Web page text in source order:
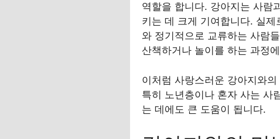
역할을 합니다. 강아지는 사람
키는 데 크게 기여합니다. 실
와 정기적으로 교류하는 사람
산책하거나 놀이를 하는 과정
이처럼 사랑스러운 강아지와
특히 노년층이나 혼자 사는 사
는 데에도 큰 도움이 됩니다.